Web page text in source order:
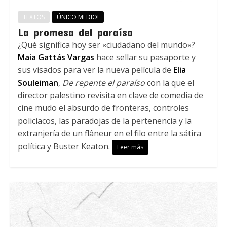
TEXTOS ÚNICO MEDIO!
La promesa del paraíso
¿Qué significa hoy ser «ciudadano del mundo»?
Maia Gattás Vargas hace sellar su pasaporte y
sus visados para ver la nueva película de Elia
Souleiman, De repente el paraísocon la que el
director palestino revisita en clave de comedia de
cine mudo el absurdo de fronteras, controles
policíacos, las paradojas de la pertenencia y la
extranjería de un flâneur en el filo entre la sátira
política y Buster Keaton.
Leer más